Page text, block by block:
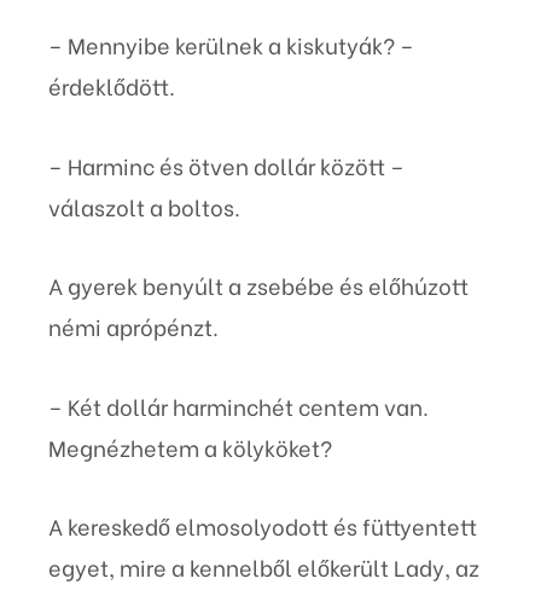
– Mennyibe kerülnek a kiskutyák? –
érdeklődött.
– Harminc és ötven dollár között –
válaszolt a boltos.
A gyerek benyúlt a zsebébe és előhúzott
némi aprópénzt.
– Két dollár harminchét centem van.
Megnézhetem a kölyköket?
A kereskedő elmosolyodott és füttyentett
egyet, mire a kennelből előkerült Lady, az